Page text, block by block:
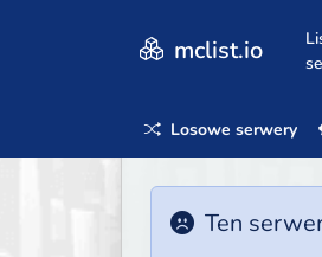
mclist.io
Losowe serwery
Ten